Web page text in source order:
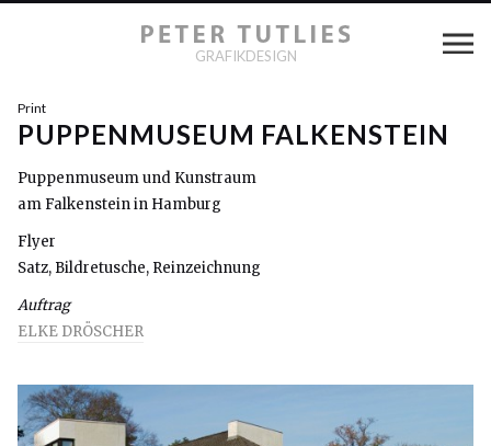
GRAFIKDESIGN
Print
PUPPENMUSEUM FALKENSTEIN
Puppenmuseum und Kunstraum
am Falkenstein in Hamburg
Flyer
Satz, Bildretusche, Reinzeichnung
Auftrag
ELKE DRÖSCHER